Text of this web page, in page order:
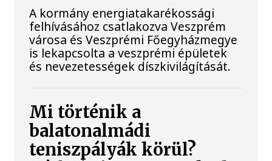
A kormány energiatakarékossági
felhívásához csatlakozva Veszprém
városa és Veszprémi Főegyházmegye
is lekapcsolta a veszprémi épületek
és nevezetességek díszkivilágítását.
Mi történik a
balatonalmádi
teniszpályák körül?